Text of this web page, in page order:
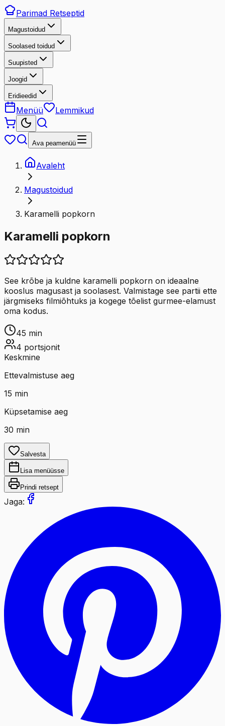
Parimad Retseptid
Magustoidud
Soolased toidud
Suupisted
Joogid
Eridieedid
Menüü Lemmikud
Ava peamenüü
Avaleht
Magustoidud
Karamelli popkorn
Karamelli popkorn
See krõbe ja kuldne karamelli popkorn on ideaalne
kooslus magusast ja soolasest. Valmistage see partii ette
järgmiseks filmiõhtuks ja kogege tõelist gurmee-elamust
oma kodus.
45 min
4 portsjonit
Keskmine
Ettevalmistuse aeg
15 min
Küpsetamise aeg
30 min
Salvesta
Lisa menüüsse
Prindi retsept
Jaga: